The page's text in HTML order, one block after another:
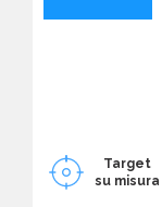
Target
su misura